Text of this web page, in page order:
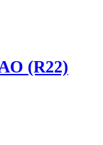
(R22)